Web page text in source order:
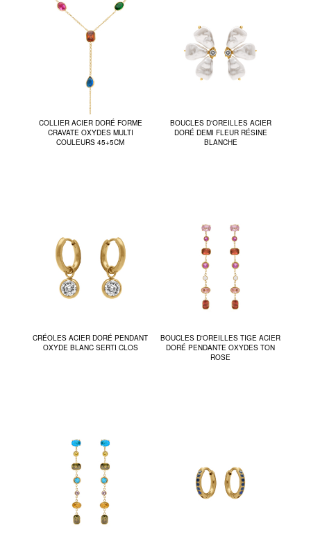
COLLIER ACIER DORÉ FORME
CRAVATE OXYDES MULTI
COULEURS 45+5CM
BOUCLES D'OREILLES ACIER
DORÉ DEMI FLEUR RÉSINE
BLANCHE
CRÉOLES ACIER DORÉ PENDANT
OXYDE BLANC SERTI CLOS
BOUCLES D'OREILLES TIGE ACIER
DORÉ PENDANTE OXYDES TON
ROSE